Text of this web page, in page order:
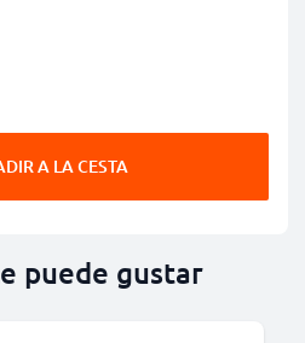
A LA CESTA
puede gustar